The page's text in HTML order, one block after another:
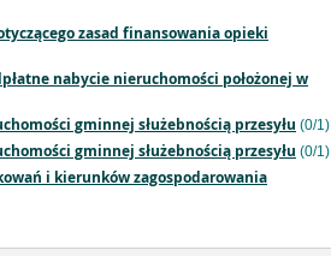
zasad finansowania opieki
nabycie nieruchomości położonej w
gminnej służebnością przesyłu (0/1)
gminnej służebnością przesyłu (0/1)
i kierunków zagospodarowania